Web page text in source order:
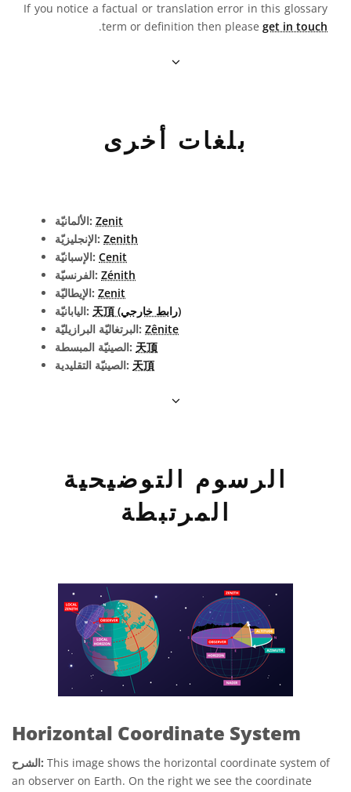
If you notice a factual or translation error in this glossary
term or definition then please get in touch
.
بلغات أخرى
الألمانيّة: Zenit
الإنجليزيّة: Zenith
الإسبانيّة: Cenit
الفرنسيّة: Zénith
الإيطاليّة: Zenit
اليابانيّة:
天頂 (رابط خارجي)
البرتغاليّة البرازيليّة: Zênite
الصينيّة المبسطة: 天顶
الصينيّة التقليدية: 天頂
الرسوم التوضيحية
المرتبطة
Horizontal Coordinate System
الشرح: This image shows the horizontal coordinate system of
an observer on Earth. On the right we see the coordinate